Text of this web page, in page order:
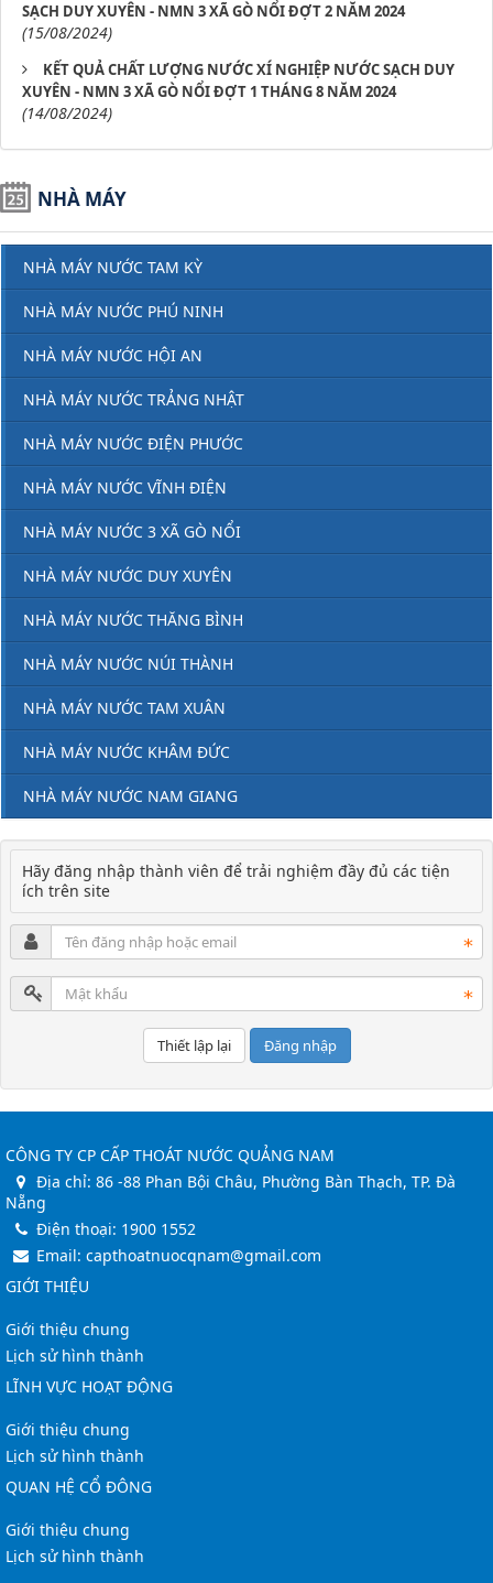
SẠCH DUY XUYÊN - NMN 3 XÃ GÒ NỔI ĐỢT 2 NĂM 2024
(15/08/2024)
KẾT QUẢ CHẤT LƯỢNG NƯỚC XÍ NGHIỆP NƯỚC SẠCH DUY
XUYÊN - NMN 3 XÃ GÒ NỔI ĐỢT 1 THÁNG 8 NĂM 2024
(14/08/2024)
NHÀ MÁY
NHÀ MÁY NƯỚC TAM KỲ
NHÀ MÁY NƯỚC PHÚ NINH
NHÀ MÁY NƯỚC HỘI AN
NHÀ MÁY NƯỚC TRẢNG NHẬT
NHÀ MÁY NƯỚC ĐIỆN PHƯỚC
NHÀ MÁY NƯỚC VĨNH ĐIỆN
NHÀ MÁY NƯỚC 3 XÃ GÒ NỔI
NHÀ MÁY NƯỚC DUY XUYÊN
NHÀ MÁY NƯỚC THĂNG BÌNH
NHÀ MÁY NƯỚC NÚI THÀNH
NHÀ MÁY NƯỚC TAM XUÂN
NHÀ MÁY NƯỚC KHÂM ĐỨC
NHÀ MÁY NƯỚC NAM GIANG
Hãy đăng nhập thành viên để trải nghiệm đầy đủ các tiện
ích trên site
Đăng nhập
CÔNG TY CP CẤP THOÁT NƯỚC QUẢNG NAM
Địa chỉ: 86 -88 Phan Bội Châu, Phường Bàn Thạch, TP. Đà
Nẵng
Điện thoại: 1900 1552
Email: capthoatnuocqnam@gmail.com
GIỚI THIỆU
Giới thiệu chung
Lịch sử hình thành
LĨNH VỰC HOẠT ĐỘNG
Giới thiệu chung
Lịch sử hình thành
QUAN HỆ CỔ ĐÔNG
Giới thiệu chung
Lịch sử hình thành